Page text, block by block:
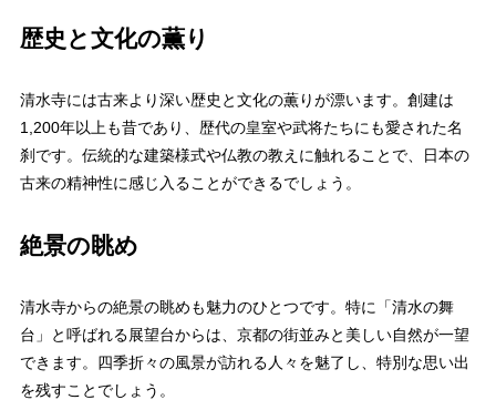
歴史と文化の薫り
清水寺には古来より深い歴史と文化の薫りが漂います。創建は
1,200年以上も昔であり、歴代の皇室や武将たちにも愛された名
刹です。伝統的な建築様式や仏教の教えに触れることで、日本の
古来の精神性に感じ入ることができるでしょう。
絶景の眺め
清水寺からの絶景の眺めも魅力のひとつです。特に「清水の舞
台」と呼ばれる展望台からは、京都の街並みと美しい自然が一望
できます。四季折々の風景が訪れる人々を魅了し、特別な思い出
を残すことでしょう。